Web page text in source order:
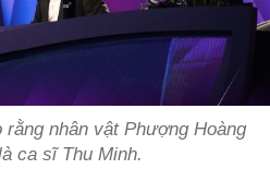
rằng nhân vật Phượng Hoàng
ca sĩ Thu Minh.